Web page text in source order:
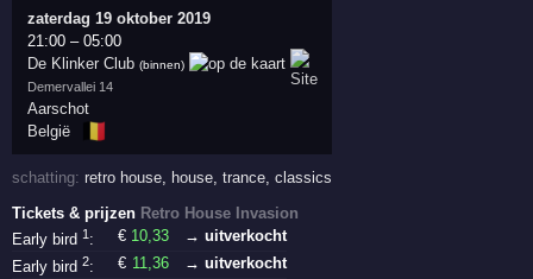
zaterdag 19 oktober 2019
21:00 –05:00
De Klinker Club (binnen)
Demervallei 14
Aarschot
België
🇧🇪
schatting:retro house, house,trance,classics
Tickets & prijzen Retro House Invasion
Early bird1 : € 10 ,33
→ uitverkocht
Early bird2: € 11 ,36
→ uitverkocht